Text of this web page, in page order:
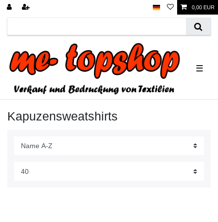
0,00 EUR
☰
Kapuzensweatshirts